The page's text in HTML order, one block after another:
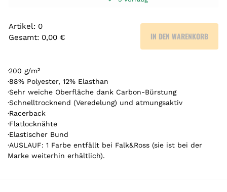
Artikel: 0
Gesamt: 0,00 €
r
t
i
k
e
l
.
Y
o
IN DEN WARENKORB
·200 g/m²
·88% Polyester, 12% Elasthan
·Sehr weiche Oberfläche dank Carbon-Bürstung
·Schnelltrocknend (Veredelung) und atmungsaktiv
·Racerback
·Flatlocknähte
·Elastischer Bund
·AUSLAUF: 1 Farbe entfällt bei Falk&Ross (sie ist bei der
Marke weiterhin erhältlich).